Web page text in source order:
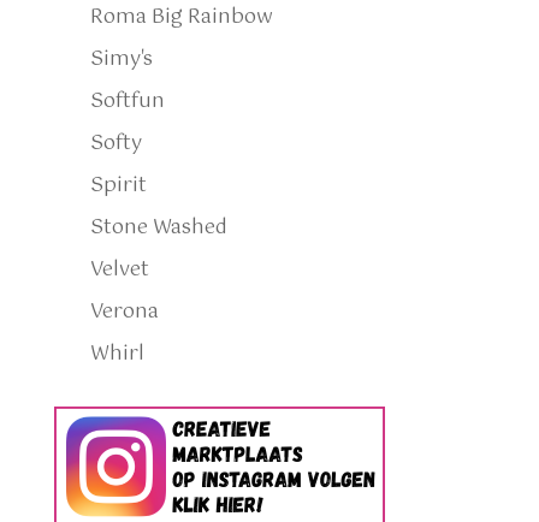
Roma Big Rainbow
Simy's
Softfun
Softy
Spirit
Stone Washed
Velvet
Verona
Whirl